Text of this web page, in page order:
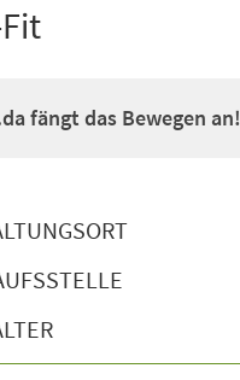
fängt das Bewegen an!